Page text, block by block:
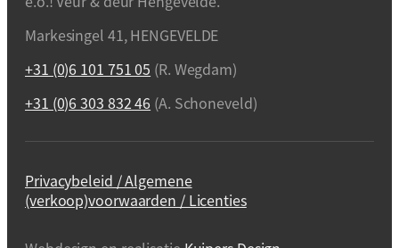
Markesingel 41, HENGEVELDE
+31 (0)6 101 751 05 (R. Wegdam)
+31 (0)6 303 832 46 (A. Schoneveld)
Privacybeleid / Algemene
(verkoop)voorwaarden / Licenties